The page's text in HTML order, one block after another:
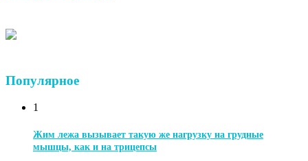
Популярное
1
Жим лежа вызывает такую же нагрузку на грудные
мышцы, как и на трицепсы